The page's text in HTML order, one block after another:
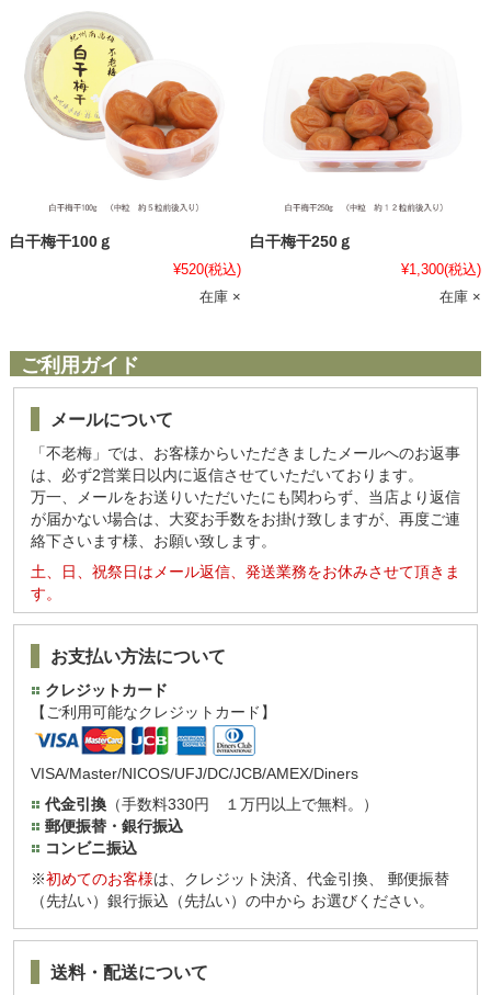
白干梅干100ｇ
¥520(税込)
在庫 ×
白干梅干250ｇ
¥1,300(税込)
在庫 ×
ご利用ガイド
メールについて
「不老梅」では、お客様からいただきましたメールへのお返事
は、必ず2営業日以内に返信させていただいております。
万一、メールをお送りいただいたにも関わらず、当店より返信
が届かない場合は、大変お手数をお掛け致しますが、再度ご連
絡下さいます様、お願い致します。
土、日、祝祭日はメール返信、発送業務をお休みさせて頂きま
す。
お支払い方法について
クレジットカード
【ご利用可能なクレジットカード】
VISA/Master/NICOS/UFJ/DC/JCB/AMEX/Diners
代金引換（手数料330円 １万円以上で無料。）
郵便振替・銀行振込
コンビニ振込
※初めてのお客様は、クレジット決済、代金引換、 郵便振替
（先払い）銀行振込（先払い）の中から お選びください。
送料・配送について